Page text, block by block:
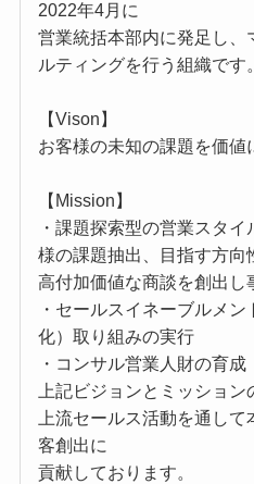
2022年4月に
営業統括本部内に発足し、
ルティングを行う組織です。
【Vison】
お客様の未知の課題を価値
【Mission】
・課題探索型の営業スタイ
様の課題抽出、目指す方向
高付加価値な商談を創出し
・セールスイネーブルメ
化）取り組みの実行
・コンサル営業人財の育成
上記ビジョンとミッション
上流セールス活動を通し
客創出に
貢献しております。